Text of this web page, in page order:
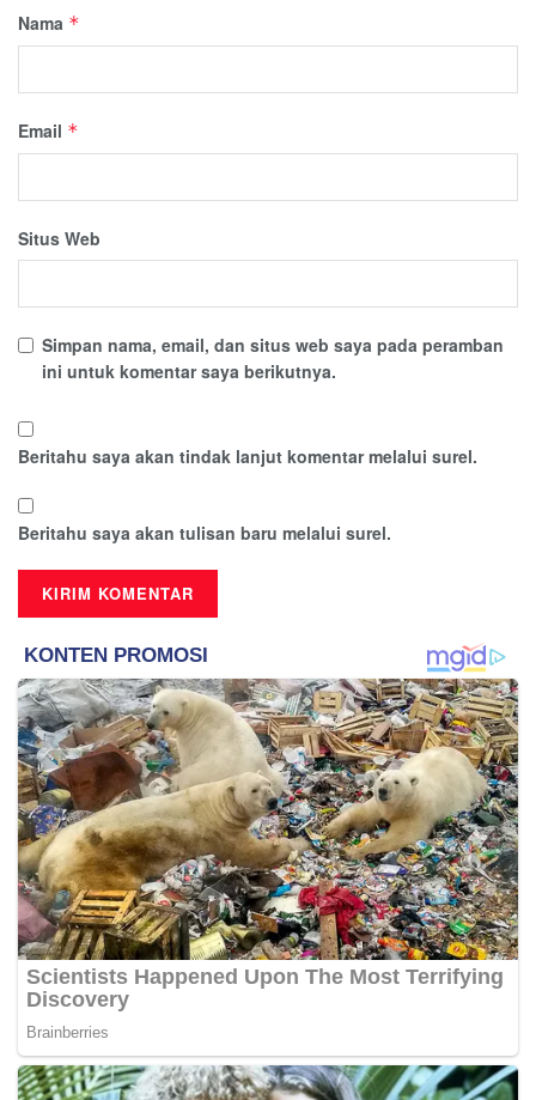
Nama *
Email *
Situs Web
Simpan nama, email, dan situs web saya pada peramban
ini untuk komentar saya berikutnya.
Beritahu saya akan tindak lanjut komentar melalui surel.
Beritahu saya akan tulisan baru melalui surel.